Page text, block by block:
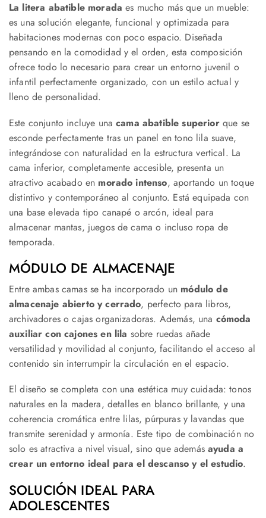
La litera abatible morada es mucho más que un mueble:
es una solución elegante, funcional y optimizada para
habitaciones modernas con poco espacio. Diseñada
pensando en la comodidad y el orden, esta composición
ofrece todo lo necesario para crear un entorno juvenil o
infantil perfectamente organizado, con un estilo actual y
lleno de personalidad.
Este conjunto incluye unacama abatible superiorque se
esconde perfectamente tras un panel en tono lila suave,
integrándose con naturalidad en la estructura vertical. La
cama inferior, completamente accesible, presenta un
atractivo acabado en morado intenso, aportando un toque
distintivo y contemporáneo al conjunto. Está equipada con
una base elevada tipo canapé o arcón, ideal para
almacenar mantas, juegos de cama o incluso ropa de
temporada.
MÓDULO DE ALMACENAJE
Entre ambas camas se ha incorporado un módulo de
almacenaje abierto y cerrado, perfecto para libros,
archivadores o cajas organizadoras. Además, una cómoda
auxiliar con cajones en lila sobre ruedas añade
versatilidad y movilidad al conjunto, facilitando el acceso al
contenido sin interrumpir la circulación en el espacio.
El diseño se completa con una estética muy cuidada: tonos
naturales en la madera, detalles en blanco brillante, y una
coherencia cromática entre lilas, púrpuras y lavandas que
transmite serenidad y armonía. Este tipo de combinación no
solo es atractiva a nivel visual, sino que ademásayuda a
crear un entorno ideal para el descanso y el estudio.
SOLUCIÓN IDEAL PARA
ADOLESCENTES